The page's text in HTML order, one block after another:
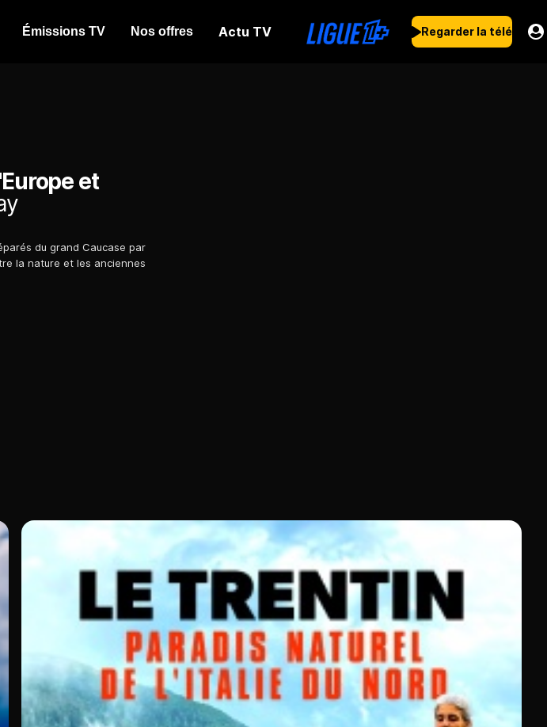
Émissions TV Nos offres Actu TV Regarder la télé
et
du grand Caucase par
la nature et les anciennes